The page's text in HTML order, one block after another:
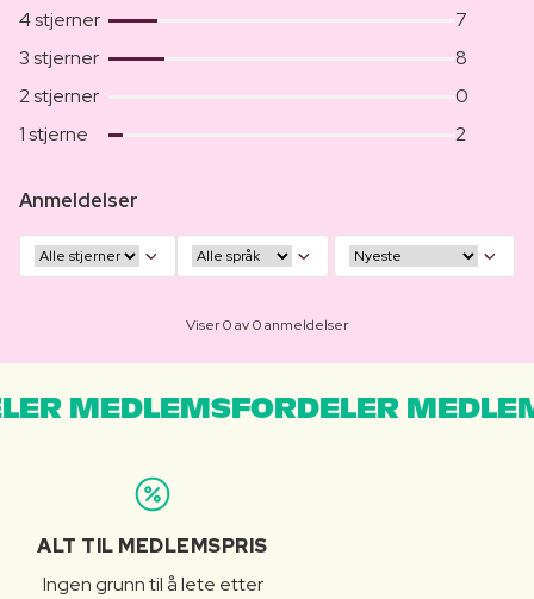
4 stjerner
7
3 stjerner
8
2 stjerner
0
1 stjerne
2
Anmeldelser
Viser 0 av 0 anmeldelser
MEDLEMSFORDELER
ALT TIL MEDLEMSPRIS
Ingen grunn til å lete etter